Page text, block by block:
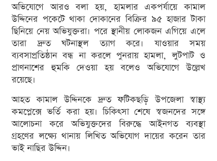
অভিযোগে আরও বলা হয়, হামলার একপর্যায়ে কামাল
উদ্দিনের পকেটে থাকা দোকানের বিক্রির ৯৫ হাজার টাকা
ছিনিয়ে নেয় অভিযুক্তরা। পরে স্থানীয় লোকজন এগিয়ে এলে
তারা দ্রুত ঘটনাস্থল ত্যাগ করে। যাওয়ার সময়
ব্যবসাপ্রতিষ্ঠান বন্ধ না করলে পুনরায় হামলা, লুটপাট ও
প্রাণনাশের হুমকি দেওয়া হয় বলেও অভিযোগে উল্লেখ
রয়েছে।
আহত কামাল উদ্দিনকে দ্রুত ফটিকছড়ি উপজেলা স্বাস্থ্য
কমপ্লেক্সে ভর্তি করা হয়। চিকিৎসা শেষে স্বজনদের সঙ্গে
আলোচনা করে অভিযুক্তদের বিরুদ্ধে আইনগত ব্যবস্থা
গ্রহণের লক্ষ্যে থানায় লিখিত অভিযোগ দায়ের করেন তার
ভাই নাছির উদ্দিন।